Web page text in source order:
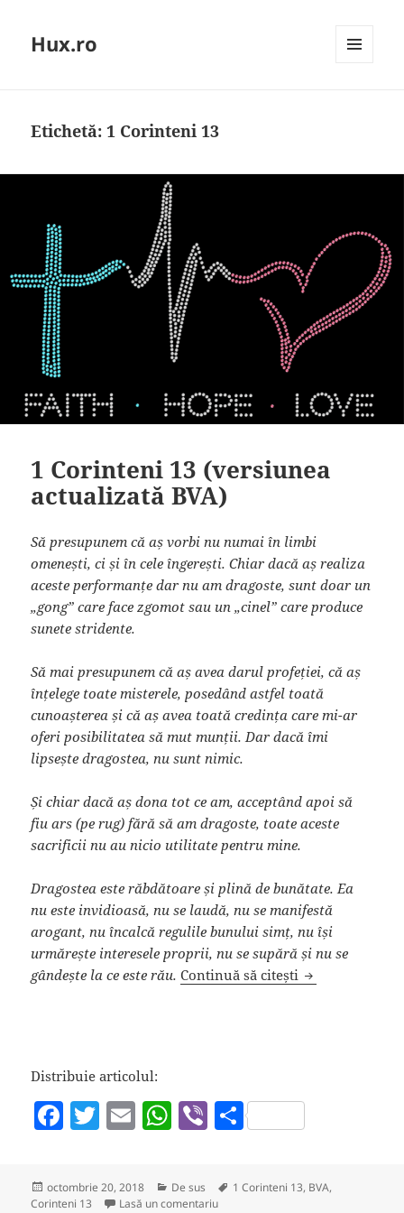
Hux.ro
Etichetă: 1 Corinteni 13
1 Corinteni 13 (versiunea
actualizată BVA)
Să presupunem că aș vorbi nu numai în limbi
omenești, ci și în cele îngerești. Chiar dacă aș realiza
aceste performanțe dar nu am dragoste, sunt doar un
„gong” care face zgomot sau un „cinel” care produce
sunete stridente.
Să mai presupunem că aș avea darul profeției, că aș
înțelege toate misterele, posedând astfel toată
cunoașterea și că aș avea toată credința care mi-ar
oferi posibilitatea să mut munții. Dar dacă îmi
lipsește dragostea, nu sunt nimic.
Și chiar dacă aș dona tot ce am, acceptând apoi să
fiu ars (pe rug) fără să am dragoste, toate aceste
sacrificii nu au nicio utilitate pentru mine.
Dragostea este răbdătoare și plină de bunătate. Ea
nu este invidioasă, nu se laudă, nu se manifestă
arogant, nu încalcă regulile bunului simț, nu își
urmărește interesele proprii, nu se supără și nu se
gândește la ce este rău.Continuă să citești 1 Corinteni 13
Distribuie articolul:
F
e
T
itt
er
E
ai
l
W
at
s
Vi
er
P
rt
aj
Publicat
pe
octombrie 20, 2018 Categorii
De sus Etichete
1 Corinteni 13, BVA,
Corinteni 13
Lasă un comentariula 1 Corinteni 13 (versiunea